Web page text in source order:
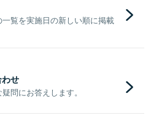
覧を実施日の新しい順に掲載
せ
問にお答えします。